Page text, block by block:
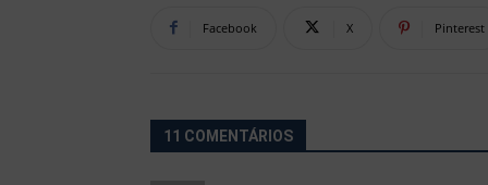
Facebook X Pinterest
11 COMENTÁRIOS